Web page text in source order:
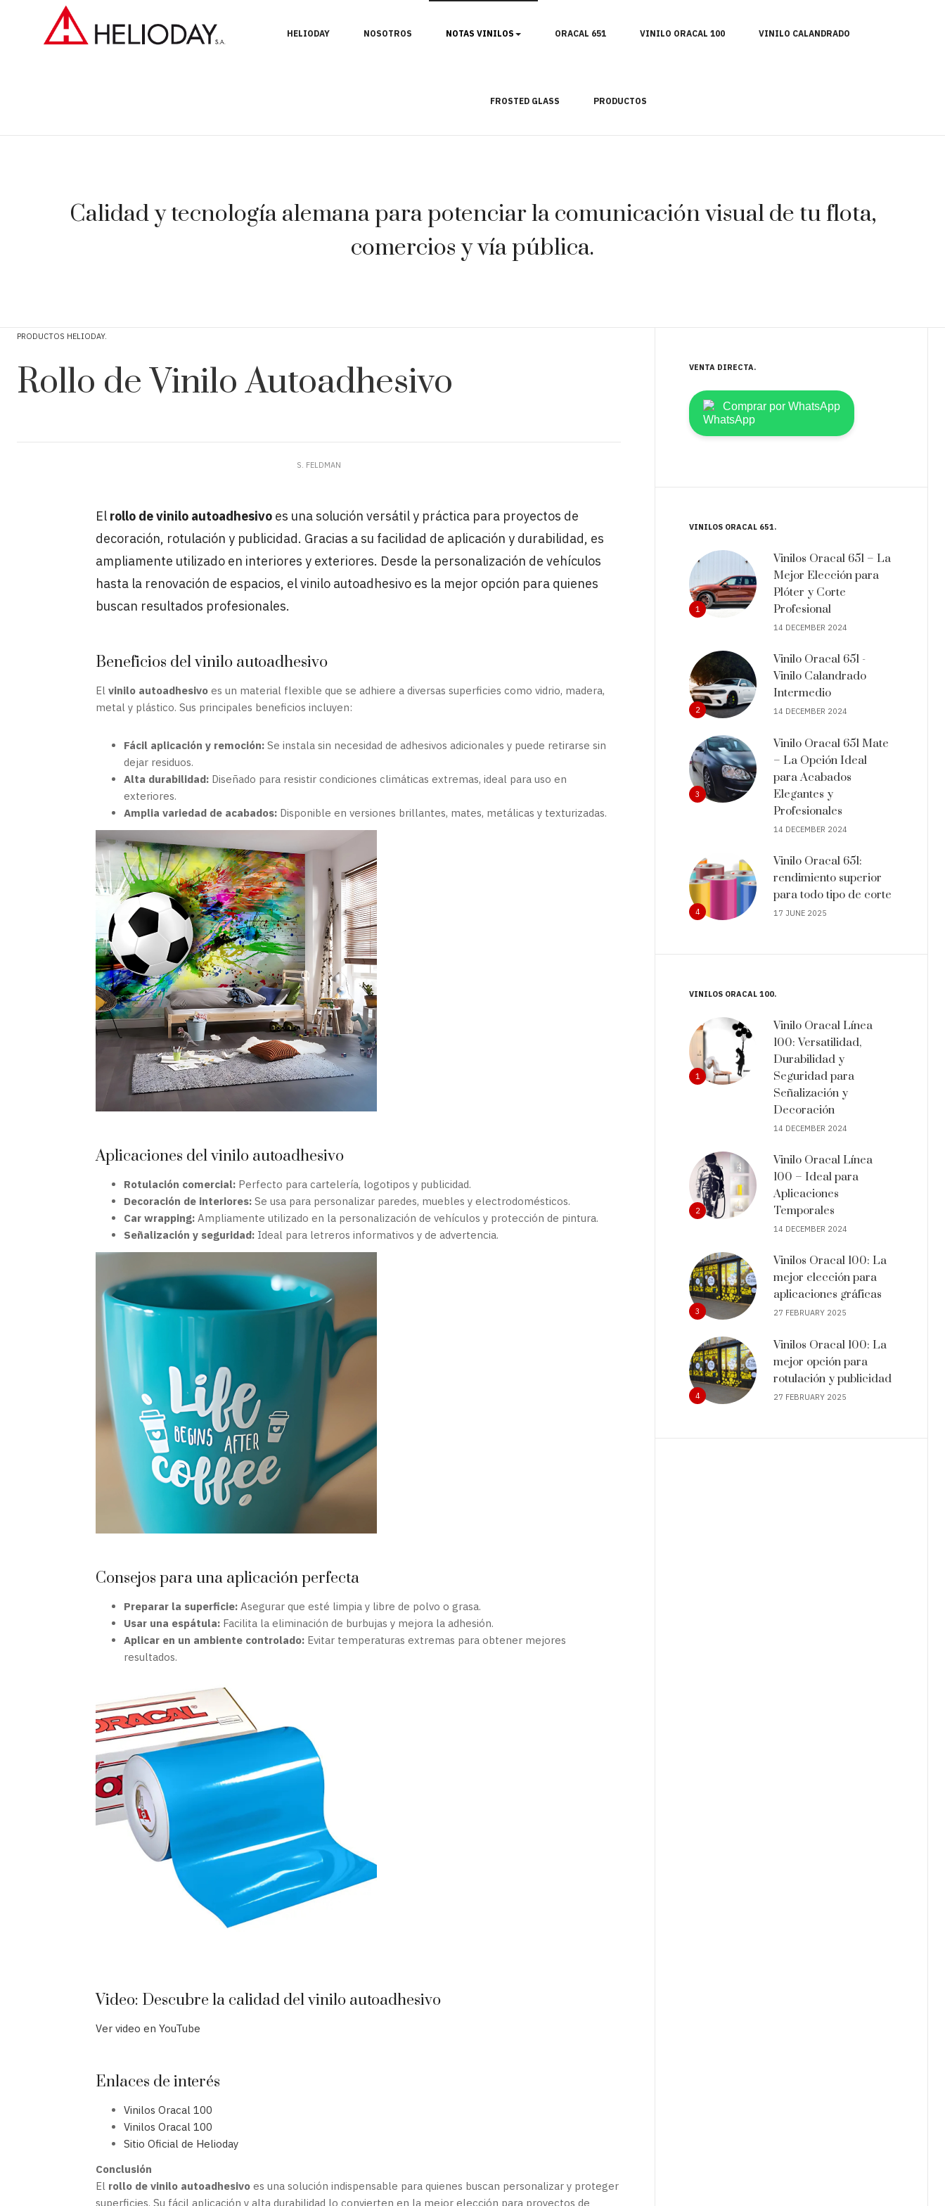
HELIODAY NOSOTROS NOTAS VINILOS ORACAL 651 VINILO ORACAL 100 VINILO CALANDRADO
FROSTED GLASS PRODUCTOS
Calidad y tecnología alemana para potenciar la comunicación visual de tu flota,
comercios y vía pública.
PRODUCTOS HELIODAY
Rollo de Vinilo Autoadhesivo
S. FELDMAN
El rollo de vinilo autoadhesivo es una solución versátil y práctica para proyectos de
decoración, rotulación y publicidad. Gracias a su facilidad de aplicación y durabilidad, es
ampliamente utilizado en interiores y exteriores. Desde la personalización de vehículos
hasta la renovación de espacios, el vinilo autoadhesivo es la mejor opción para quienes
buscan resultados profesionales.
Beneficios del vinilo autoadhesivo
El vinilo autoadhesivo es un material flexible que se adhiere a diversas superficies como vidrio, madera,
metal y plástico. Sus principales beneficios incluyen:
Fácil aplicación y remoción: Se instala sin necesidad de adhesivos adicionales y puede retirarse sin
dejar residuos.
Alta durabilidad: Diseñado para resistir condiciones climáticas extremas, ideal para uso en
exteriores.
Amplia variedad de acabados: Disponible en versiones brillantes, mates, metálicas y texturizadas.
Aplicaciones del vinilo autoadhesivo
Rotulación comercial: Perfecto para cartelería, logotipos y publicidad.
Decoración de interiores: Se usa para personalizar paredes, muebles y electrodomésticos.
Car wrapping: Ampliamente utilizado en la personalización de vehículos y protección de pintura.
Señalización y seguridad: Ideal para letreros informativos y de advertencia.
Consejos para una aplicación perfecta
Preparar la superficie: Asegurar que esté limpia y libre de polvo o grasa.
Usar una espátula: Facilita la eliminación de burbujas y mejora la adhesión.
Aplicar en un ambiente controlado: Evitar temperaturas extremas para obtener mejores
resultados.
Video: Descubre la calidad del vinilo autoadhesivo
Ver video en YouTube
Enlaces de interés
Vinilos Oracal 100
Vinilos Oracal 100
Sitio Oficial de Helioday
Conclusión
El rollo de vinilo autoadhesivo es una solución indispensable para quienes buscan personalizar y proteger
superficies. Su fácil aplicación y alta durabilidad lo convierten en la mejor elección para proyectos de
VENTA DIRECTA
Comprar por WhatsApp
VINILOS ORACAL 651
1
Vinilos Oracal 651 – La
Mejor Elección para
Plóter y Corte
Profesional
14 DECEMBER 2024
2
Vinilo Oracal 651 -
Vinilo Calandrado
Intermedio
14 DECEMBER 2024
3
Vinilo Oracal 651 Mate
– La Opción Ideal
para Acabados
Elegantes y
Profesionales
14 DECEMBER 2024
4
Vinilo Oracal 651:
rendimiento superior
para todo tipo de corte
17 JUNE 2025
VINILOS ORACAL 100
1
Vinilo Oracal Línea
100: Versatilidad,
Durabilidad y
Seguridad para
Señalización y
Decoración
14 DECEMBER 2024
2
Vinilo Oracal Línea
100 – Ideal para
Aplicaciones
Temporales
14 DECEMBER 2024
3
Vinilos Oracal 100: La
mejor elección para
aplicaciones gráficas
27 FEBRUARY 2025
4
Vinilos Oracal 100: La
mejor opción para
rotulación y publicidad
27 FEBRUARY 2025